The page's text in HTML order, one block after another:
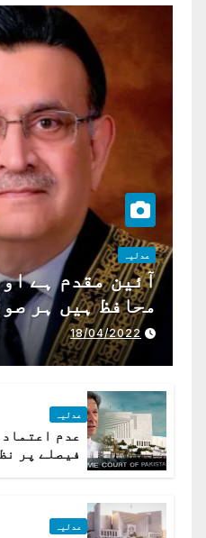
عدلیہ
آئین مقدم ہے
محافظ ہیں ہر
ذمہ داری ادا
جسٹس پاکستان
18/04/2022
عدلیہ
عدم
فیصلے پر
عدلیہ